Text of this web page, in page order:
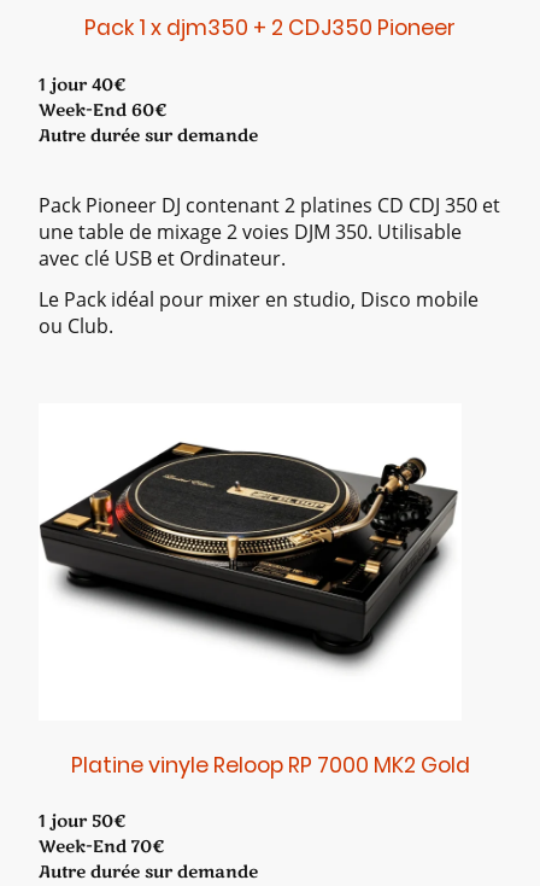
Pack 1 x djm350 + 2 CDJ350 Pioneer
1 jour 40€
Week-End 60€
Autre durée sur demande
Pack Pioneer DJ contenant 2 platines CD CDJ 350 et
une table de mixage 2 voies DJM 350. Utilisable
avec clé USB et Ordinateur.
Le Pack idéal pour mixer en studio, Disco mobile
ou Club.
Platine vinyle Reloop RP 7000 MK2 Gold
1 jour 50€
Week-End 70€
Autre durée sur demande